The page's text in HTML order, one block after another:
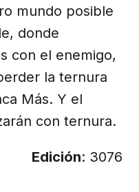
mundo posible
donde
con el enemigo,
la ternura
Más. Y el
con ternura.
Edición: 3076